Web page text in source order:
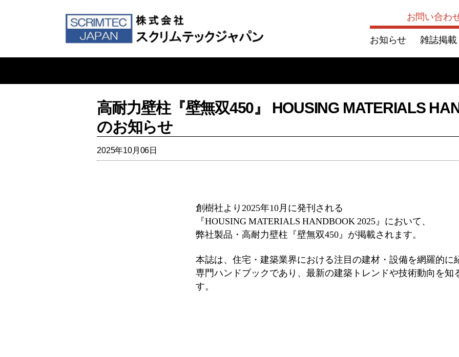
お知らせ 雑誌掲載
お問い合わ
高耐力壁柱『壁無双450』 HOUSING MATERIALS
のお知らせ
2025年10月06日
創樹社より2025年10月に発刊される
『HOUSING MATERIALS HANDBOOK 2025』において、
弊社製品・高耐力壁柱『壁無双450』が掲載されます。
本誌は、住宅・建築業界における注目の建材・設備を網羅的に
専門ハンドブックであり、最新の建築トレンドや技術動向を知
す。